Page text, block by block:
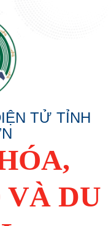
TỬ TỈNH
DU